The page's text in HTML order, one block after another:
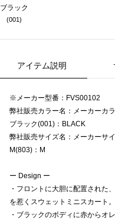
ブラック
(001)
アイテム説明
※メーカー型番：FVS00102
弊社販売カラー名：メーカーカ
ブラック(001)：BLACK
弊社販売サイズ名：メーカーサ
M(803)：M
ー Design ー
・フロントに大胆に配置された
を惹くスウェットミニスカート。
・ブラックのボディに赤からオ